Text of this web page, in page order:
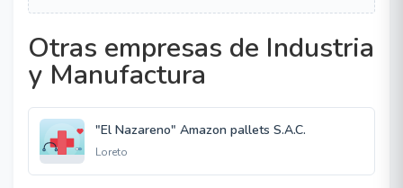
Otras empresas de Industria
y Manufactura
"El Nazareno" Amazon pallets S.A.C.
Loreto